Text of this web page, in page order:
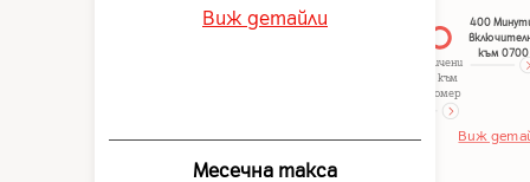
Виж детайли
Месечна такса
Неограничени
минути към
любим номер
400
към 0700
Виж